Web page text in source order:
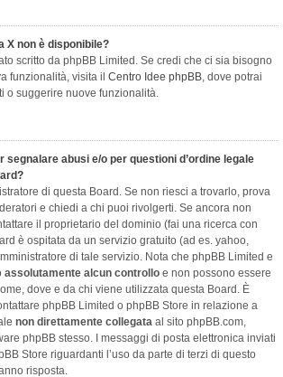
X non è disponibile?
scritto da phpBB Limited. Se credi che ci sia bisogno
funzionalità, visita il Centro Idee phpBB, dove potrai
o suggerire nuove funzionalità.
segnalare abusi e/o per questioni d’ordine legale
di questa Board. Se non riesci a trovarlo, prova
e chiedi a chi puoi rivolgerti. Se ancora non
il proprietario del dominio (fai una ricerca con
è ospitata da un servizio gratuito (ad es. yahoo,
di tale servizio. Nota che phpBB Limited e
assolutamente alcun controllo e non possono essere
dove e da chi viene utilizzata questa Board. È
phpBB Limited o phpBB Store in relazione a
non direttamente collegata al sito phpBB.com,
phpBB stesso. I messaggi di posta elettronica inviati
Store riguardanti l’uso da parte di terzi di questo
risposta.